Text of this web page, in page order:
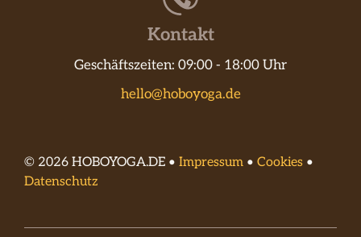
Kontakt
Geschäftszeiten: 09:00 - 18:00 Uhr
hello@hoboyoga.de
© 2026 HOBOYOGA.DE • Impressum • Cookies •
Datenschutz